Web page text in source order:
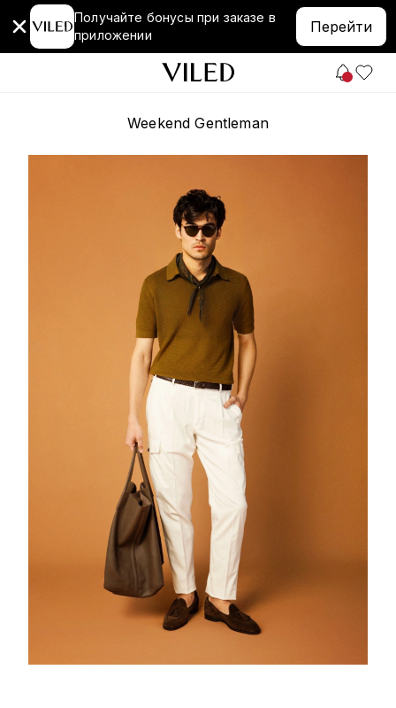
Получайте бонусы при заказе в
приложении
Перейти
Weekend Gentleman